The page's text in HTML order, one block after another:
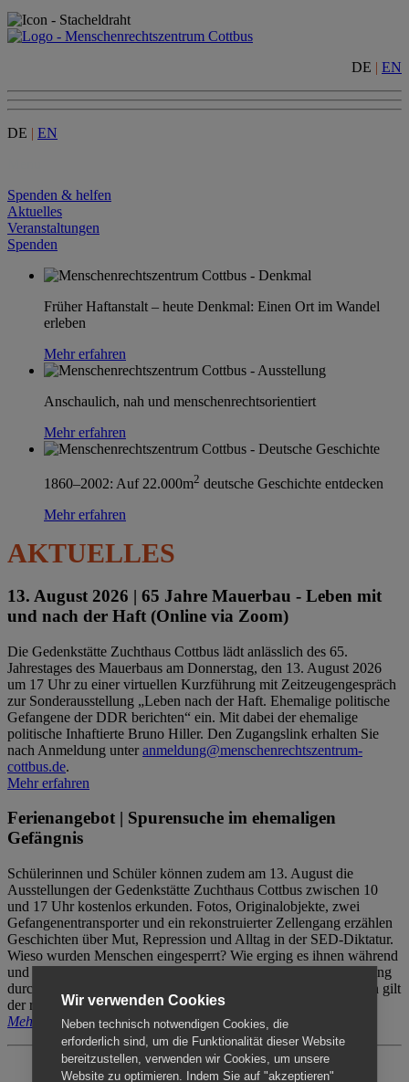
DE | EN
DE | EN
Spenden & helfen
Aktuelles
Veranstaltungen
Spenden
Früher Haftanstalt – heute Denkmal: Einen Ort im Wandel
erleben
Mehr erfahren
Anschaulich, nah und menschenrechtsorientiert
Mehr erfahren
1860–2002: Auf 22.000m2 deutsche Geschichte entdecken
Mehr erfahren
AKTUELLES
13. August 2026 | 65 Jahre Mauerbau - Leben mit
und nach der Haft (Online via Zoom)
Die Gedenkstätte Zuchthaus Cottbus lädt anlässlich des 65.
Jahrestages des Mauerbaus am Donnerstag, den 13. August 2026
um 17 Uhr zu einer virtuellen Kurzführung mit Zeitzeugengespräch
zur Sonderausstellung „Leben nach der Haft. Ehemalige politische
Gefangene der DDR berichten“ ein. Mit dabei der ehemalige
politische Inhaftierte Bruno Hiller. Den Zugangslink erhalten Sie
nach Anmeldung unteranmeldung@menschenrechtszentrum-
cottbus.de.
Mehr erfahren
Ferienangebot | Spurensuche im ehemaligen
Gefängnis
Schülerinnen und Schüler können zudem am 13. August die
Ausstellungen der Gedenkstätte Zuchthaus Cottbus zwischen 10
und 17 Uhr kostenlos erkunden. Fotos, Originalobjekte, zwei
Gefangenentransporter und ein rekonstruierter Zellengang erzählen
Geschichten über Mut, Repression und Alltag in der SED-Diktatur.
Wieso wurden Menschen eingesperrt? Wie erging es ihnen während
und nach der Haft? Der Besuch erfolgt individuell ohne Betreuung
durch das Menschenrechtszentrum Cottbus. Für Begleitpersonen gilt
der reguläre Eintritt (8€ / ermäßigt 5€).
Mehr erfahren
Wir verwenden Cookies
Neben technisch notwendigen Cookies, die
erforderlich sind, um die Funktionalität dieser Website
bereitzustellen, verwenden wir Cookies, um unsere
Website zu optimieren. Indem Sie auf "akzeptieren"